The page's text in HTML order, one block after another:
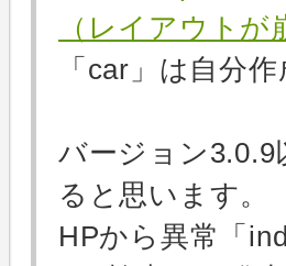
（レイアウトが
「car」は自分
バージョン
ると思います。
HPから異常「